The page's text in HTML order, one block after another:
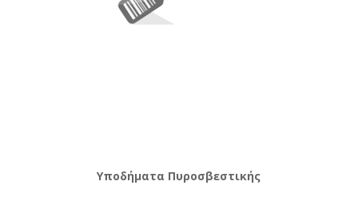
Υποδήματα Πυροσβεστικής